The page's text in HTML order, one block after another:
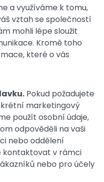
a využíváme k tomu,
vztah se společností
mohli lépe sloužit
Kromě toho
které o vás
Pokud požadujete
marketingový
použít osobní údaje,
odpověděli na vaši
nebo oddělení
kontaktovat v rámci
nebo pro účely